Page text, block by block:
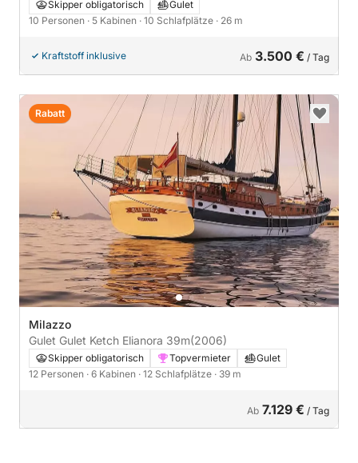
Skipper obligatorisch
Gulet
10 Personen · 5 Kabinen · 10 Schlafplätze · 26 m
Kraftstoff inklusive Ab 3.500 € / Tag
Milazzo
Gulet Gulet Ketch Elianora 39m(2006)
Skipper obligatorisch Topvermieter
Gulet
12 Personen · 6 Kabinen · 12 Schlafplätze · 39 m
Ab 7.129 € / Tag
Rabatt